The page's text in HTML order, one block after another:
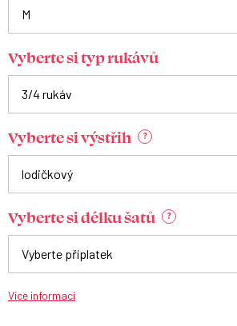
Vyberte si typ rukávů
Vyberte si výstřih ?
Vyberte si délku šatů ?
Více informací